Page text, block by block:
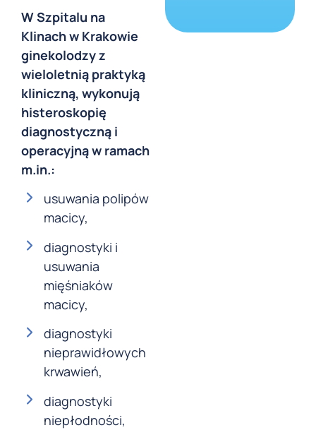
W Szpitalu na
Klinach w Krakowie
ginekolodzy z
wieloletnią praktyką
kliniczną, wykonują
histeroskopię
diagnostyczną i
operacyjną w ramach
m.in.:
usuwania polipów
macicy,
diagnostyki i
usuwania
mięśniaków
macicy,
diagnostyki
nieprawidłowych
krwawień,
diagnostyki
niepłodności,